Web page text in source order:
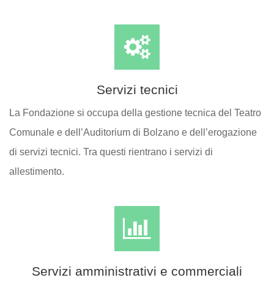
Servizi tecnici
La Fondazione si occupa della gestione tecnica del Teatro
Comunale e dell’Auditorium di Bolzano e dell’erogazione
di servizi tecnici. Tra questi rientrano i servizi di
allestimento.
Servizi amministrativi e commerciali